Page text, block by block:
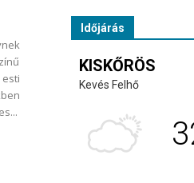
Időjárás
KISKŐRÖS
Kevés Felhő